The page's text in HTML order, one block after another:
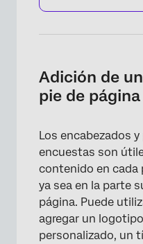
Adición de
pie de
Los encabezados
encuestas son
contenido en cada
ya sea en la parte
página. Puede
agregar un
personalizado, un